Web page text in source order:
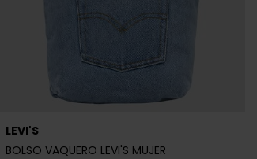
LEVI'S
BOLSO VAQUERO LEVI'S MUJER